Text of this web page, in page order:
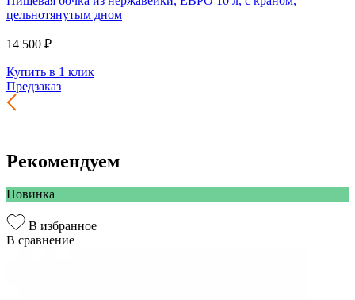
цельнотянутым дном
14 500 ₽
Купить в 1 клик
Предзаказ
Рекомендуем
Новинка
В избранное
В сравнение